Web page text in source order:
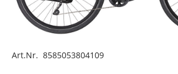
Art.Nr. 8585053804109